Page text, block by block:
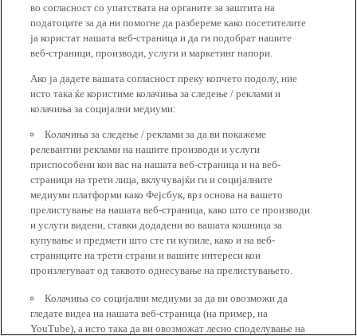
во согласност со упатствата на органите за заштита на
податоците за да ни помогне да разбереме како посетителите
ја користат нашата веб-страница и да ги подобрат нашите
веб-страници, производи, услуги и маркетинг напори.
Ако ја дадете вашата согласност преку копчето подолу, ние
исто така ќе користиме колачиња за следење / реклами и
колачиња за социјални медиуми:
Колачиња за следење / реклами за да ви покажеме
релевантни реклами на нашите производи и услуги
приспособени кон вас на нашата веб-страница и на веб-
страници на трети лица, вклучувајќи ги и социјалните
медиуми платформи како Фејсбук, врз основа на вашето
прелистување на нашата веб-страница, како што се производи
и услуги видени, ставки додадени во вашата кошница за
купување и предмети што сте ги купиле, како и на веб-
страниците на трети страни и вашите интереси кои
произлегуваат од таквото однесување на прелистувањето.
Колачиња со социјални медиуми за да ви овозможи да
гледате видеа на нашата веб-страница (на пример, на
YouTube), а исто така да ви овозможат лесно споделување на